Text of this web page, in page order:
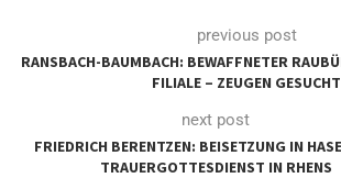
previous post
RANSBACH-BAUMBACH: BEWAFFNETER
FILIALE – ZEUGEN GESUCHT
next post
FRIEDRICH BERENTZEN: BEISETZUNG IN
TRAUERGOTTESDIENST IN RHENS